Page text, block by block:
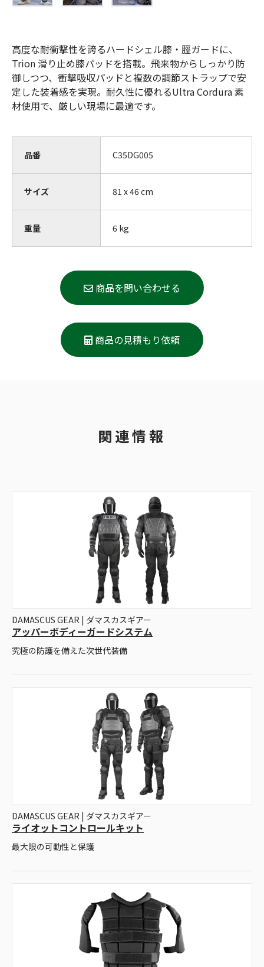
高度な耐衝撃性を誇るハードシェル膝・脛ガードに、
Trion 滑り止め膝パッドを搭載。飛来物からしっかり防
御しつつ、衝撃吸収パッドと複数の調節ストラップで安
定した装着感を実現。耐久性に優れるUltra Cordura 素
材使用で、厳しい現場に最適です。
品番 C35DG005
サイズ 81 x 46 cm
重量 6 kg
商品を問い合わせる
商品の見積もり依頼
関連情報
DAMASCUS GEAR | ダマスカスギアー
アッパーボディーガードシステム
究極の防護を備えた次世代装備
DAMASCUS GEAR | ダマスカスギアー
ライオットコントロールキット
最大限の可動性と保護